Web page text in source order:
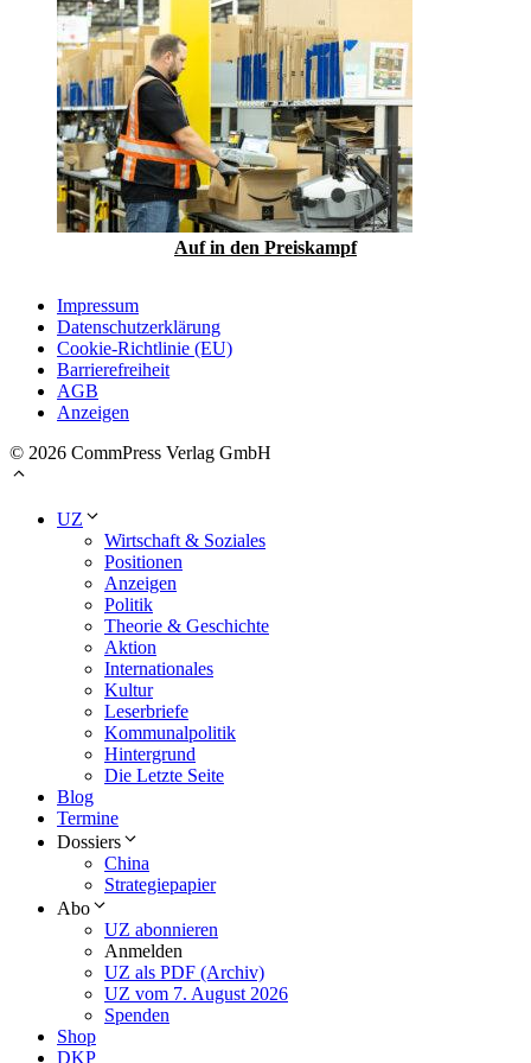
Auf in den Preiskampf
Impressum
Datenschutzerklärung
Cookie-Richtlinie (EU)
Barrierefreiheit
AGB
Anzeigen
© 2026 CommPress Verlag GmbH
UZ
Wirtschaft & Soziales
Positionen
Anzeigen
Politik
Theorie & Geschichte
Aktion
Internationales
Kultur
Leserbriefe
Kommunalpolitik
Hintergrund
Die Letzte Seite
Blog
Termine
Dossiers
China
Strategiepapier
Abo
UZ abonnieren
Anmelden
UZ als PDF (Archiv)
UZ vom 7. August 2026
Spenden
Shop
DKP